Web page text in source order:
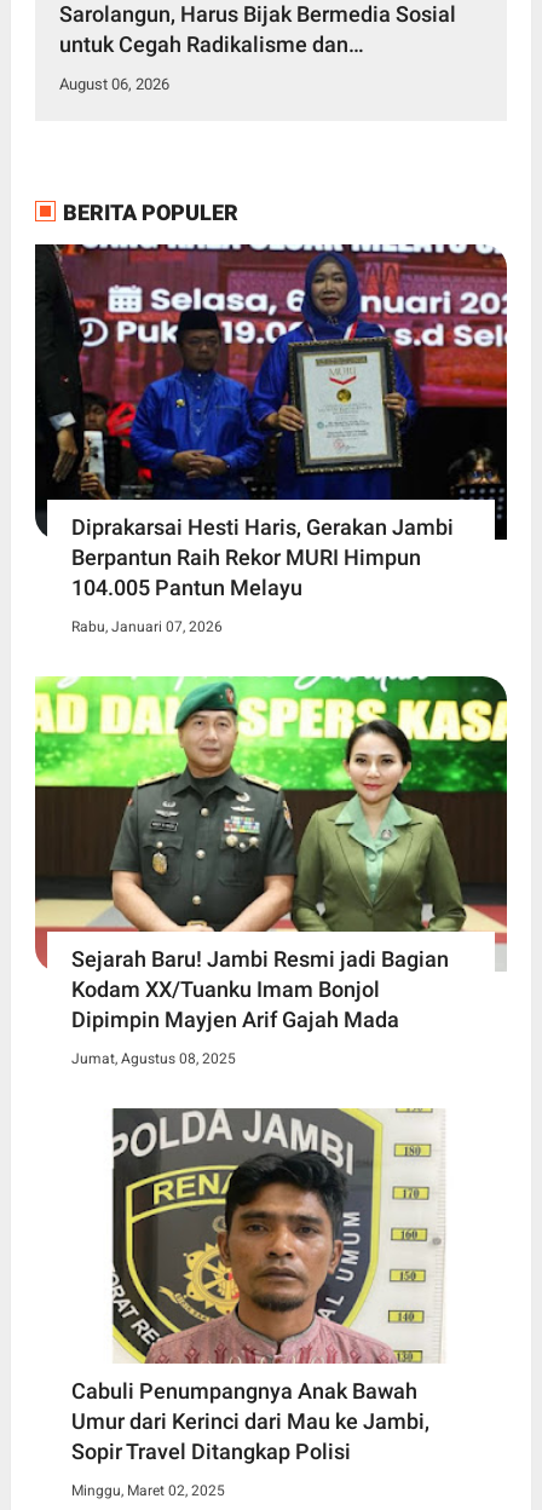
Sarolangun, Harus Bijak Bermedia Sosial
untuk Cegah Radikalisme dan
Perundungan
August 06, 2026
BERITA POPULER
Diprakarsai Hesti Haris, Gerakan Jambi
Berpantun Raih Rekor MURI Himpun
104.005 Pantun Melayu
Rabu, Januari 07, 2026
Sejarah Baru! Jambi Resmi jadi Bagian
Kodam XX/Tuanku Imam Bonjol
Dipimpin Mayjen Arif Gajah Mada
Jumat, Agustus 08, 2025
Cabuli Penumpangnya Anak Bawah
Umur dari Kerinci dari Mau ke Jambi,
Sopir Travel Ditangkap Polisi
Minggu, Maret 02, 2025